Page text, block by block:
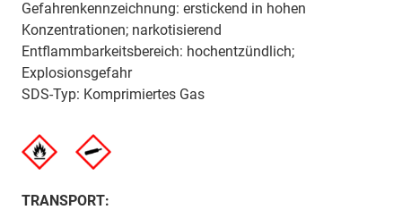
Gefahrenkennzeichnung: erstickend in hohen
Konzentrationen; narkotisierend
Entflammbarkeitsbereich: hochentzündlich;
Explosionsgefahr
SDS-Typ: Komprimiertes Gas
TRANSPORT: